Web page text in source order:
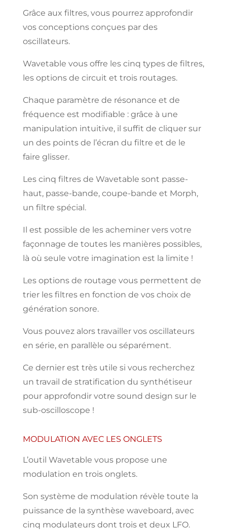
Grâce aux filtres, vous pourrez approfondir
vos conceptions conçues par des
oscillateurs.
Wavetable vous offre les cinq types de filtres,
les options de circuit et trois routages.
Chaque paramètre de résonance et de
fréquence est modifiable : grâce à une
manipulation intuitive, il suffit de cliquer sur
un des points de l’écran du filtre et de le
faire glisser.
Les cinq filtres de Wavetable sont passe-
haut, passe-bande, coupe-bande et Morph,
un filtre spécial.
Il est possible de les acheminer vers votre
façonnage de toutes les manières possibles,
là où seule votre imagination est la limite !
Les options de routage vous permettent de
trier les filtres en fonction de vos choix de
génération sonore.
Vous pouvez alors travailler vos oscillateurs
en série, en parallèle ou séparément.
Ce dernier est très utile si vous recherchez
un travail de stratification du synthétiseur
pour approfondir votre sound design sur le
sub-oscilloscope !
MODULATION AVEC LES ONGLETS
L’outil Wavetable vous propose une
modulation en trois onglets.
Son système de modulation révèle toute la
puissance de la synthèse waveboard, avec
cinq modulateurs dont trois et deux LFO.